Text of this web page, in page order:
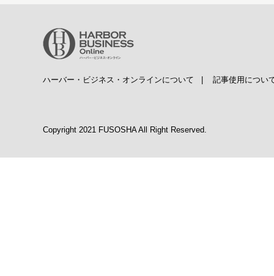
ハーバー・ビジネス・オンラインについて 記事使用につい
Copyright 2021 FUSOSHA All Right Reserved.